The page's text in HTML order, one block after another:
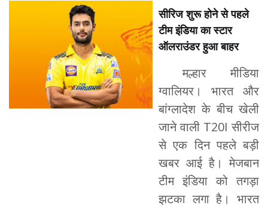
सीरिज शुरू होने से पहले
टीम इंडिया का स्टार
ऑलराउंडर हुआ बाहर
मल्हार मीडिया
ग्वालियर। भारत और
बांग्लादेश के बीच खेली
जाने वाली T20I सीरीज
से एक दिन पहले बड़ी
खबर आई है। मेजबान
टीम इंडिया को तगड़ा
झटका लगा है। भारत